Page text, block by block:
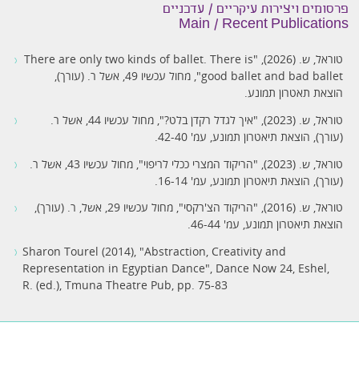
פרסומים ויצירות עיקריים / עדכניים
Main / Recent Publications
טוראל, ש. (2026), "There are only two kinds of ballet. There is
good ballet and bad ballet", מחול עכשיו 49, אשל ר. (עורך),
הוצאת תאטרון תמונע.
טוראל, ש. (2023), "איך לגדל רקדן בלט?", מחול עכשיו 44, אשל ר.
(עורך), הוצאת תיאטרון תמונע, עמ' 42-40.
טוראל, ש. (2023), "הריקוד המצרי ככלי לריפוי", מחול עכשיו 43, אשל ר.
(עורך), הוצאת תיאטרון תמונע, עמ' 16-14.
טוראל, ש. (2016), "הריקוד הצ'רקסי", מחול עכשיו 29, אשל, ר. (עורך),
הוצאת תיאטרון תמונע, עמ' 46-44.
Sharon Tourel (2014), "Abstraction, Creativity and
Representation in Egyptian Dance", Dance Now 24, Eshel,
R. (ed.), Tmuna Theatre Pub, pp. 75-83